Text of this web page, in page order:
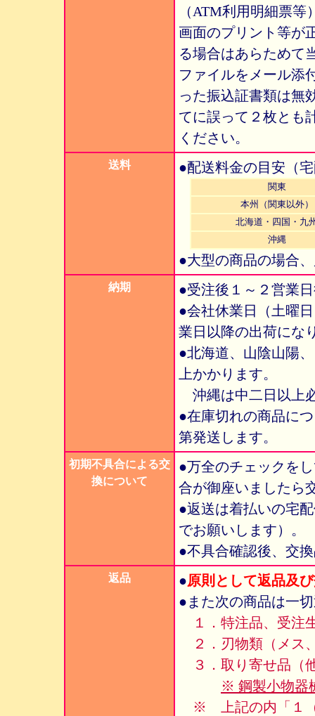
（ATM利用明細票
画面のプリント等が
る場合はあらためて
ファイルをメール添
った振込証書類は無
てに誤って２枚とも
ください。
送料 ●配送料金の目安（
関東
本州（関東以外）
北海道・四国・九
沖縄
●大型の商品の場合
納期
●受注後１～２営業
●会社休業日（土曜
業日以降の出荷にな
●北海道、山陰山陽
上かかります。
沖縄は中二日以上
●在庫切れの商品に
第発送します。
初期不具合による交
換について
●万全のチェックを
合が御座いましたら
●返送は着払いの宅
でお願いします）。
●不具合確認後、交
返品 ●原則として返品及
●また次の商品は一
１．特注品、受注
２．刃物類（メス
３．取り寄せ品（
※ 鋼製小物器
※ 上記の内「１（